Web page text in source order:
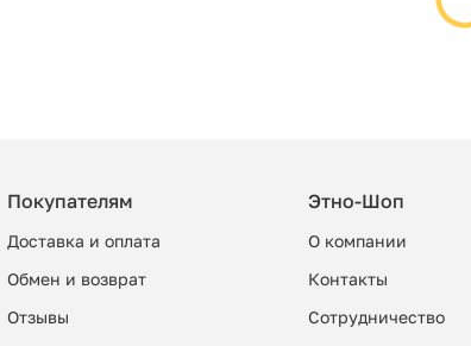
Покупателям
Доставка и оплата
Обмен и возврат
Отзывы
Этно-Шоп
О компании
Контакты
Сотрудничество